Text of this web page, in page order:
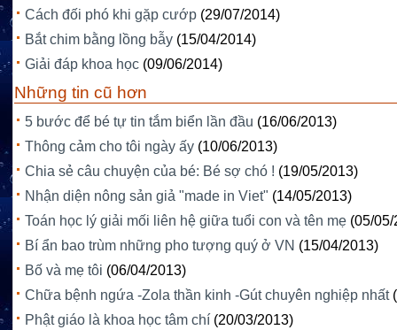
Cách đối phó khi gặp cướp (29/07/2014)
Bắt chim bằng lồng bẫy (15/04/2014)
Giải đáp khoa học (09/06/2014)
Những tin cũ hơn
5 bước để bé tự tin tắm biển lần đầu (16/06/2013)
Thông cảm cho tôi ngày ấy (10/06/2013)
Chia sẻ câu chuyện của bé: Bé sợ chó ! (19/05/2013)
Nhận diện nông sản giả "made in Viet" (14/05/2013)
Toán học lý giải mối liên hệ giữa tuổi con và tên mẹ (05/
Bí ẩn bao trùm những pho tượng quý ở VN (15/04/2013)
Bố và mẹ tôi (06/04/2013)
Chữa bệnh ngứa -Zola thần kinh -Gút chuyên nghiệp nhất
Phật giáo là khoa học tâm chí (20/03/2013)